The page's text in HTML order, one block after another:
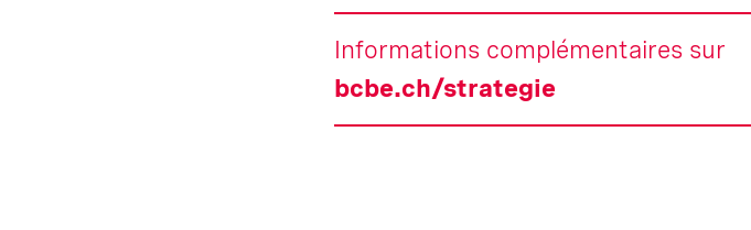
Informations complémentaires sur
bcbe.ch/strategie